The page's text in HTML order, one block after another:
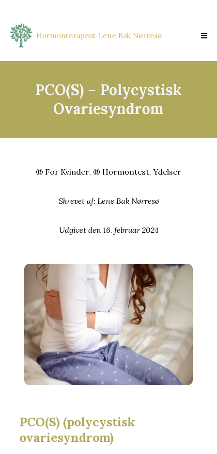
Hormonterapeut Lene Bak Nørresø
PCO(S) – Polycystisk
Ovariesyndrom
® For Kvinder, ® Hormontest, Ydelser
Skrevet af: Lene Bak Nørresø
Udgivet den16. februar 2024
PCO(S) (polycystisk
ovariesyndrom)